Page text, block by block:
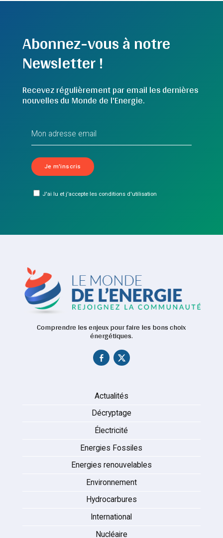
Abonnez-vous à notre
Newsletter !
Recevez régulièrement par email les dernières
nouvelles du Monde de l'Energie.
J'ai lu et j'accepte les conditions d'utilisation
Comprendre les enjeux pour faire les bons choix
énergétiques.
Actualités
Décryptage
Électricité
Energies Fossiles
Energies renouvelables
Environnement
Hydrocarbures
International
Nucléaire